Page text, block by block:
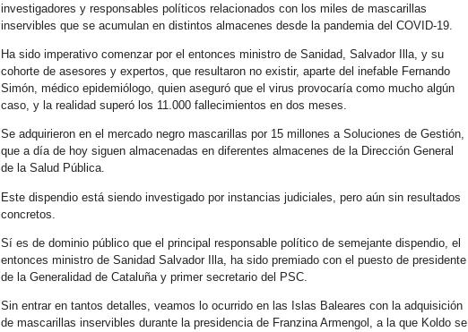
investigadores y responsables políticos relacionados con los miles de mascarillas
inservibles que se acumulan en distintos almacenes desde la pandemia del COVID-19.
Ha sido imperativo comenzar por el entonces ministro de Sanidad, Salvador Illa, y su
cohorte de asesores y expertos, que resultaron no existir, aparte del inefable Fernando
Simón, médico epidemiólogo, quien aseguró que el virus provocaría como mucho algún
caso, y la realidad superó los 11.000 fallecimientos en dos meses.
Se adquirieron en el mercado negro mascarillas por 15 millones a Soluciones de Gestión,
que a día de hoy siguen almacenadas en diferentes almacenes de la Dirección General
de la Salud Pública.
Este dispendio está siendo investigado por instancias judiciales, pero aún sin resultados
concretos.
Sí es de dominio público que el principal responsable político de semejante dispendio, el
entonces ministro de Sanidad Salvador Illa, ha sido premiado con el puesto de presidente
de la Generalidad de Cataluña y primer secretario del PSC.
Sin entrar en tantos detalles, veamos lo ocurrido en las Islas Baleares con la adquisición
de mascarillas inservibles durante la presidencia de Franzina Armengol, a la que Koldo se